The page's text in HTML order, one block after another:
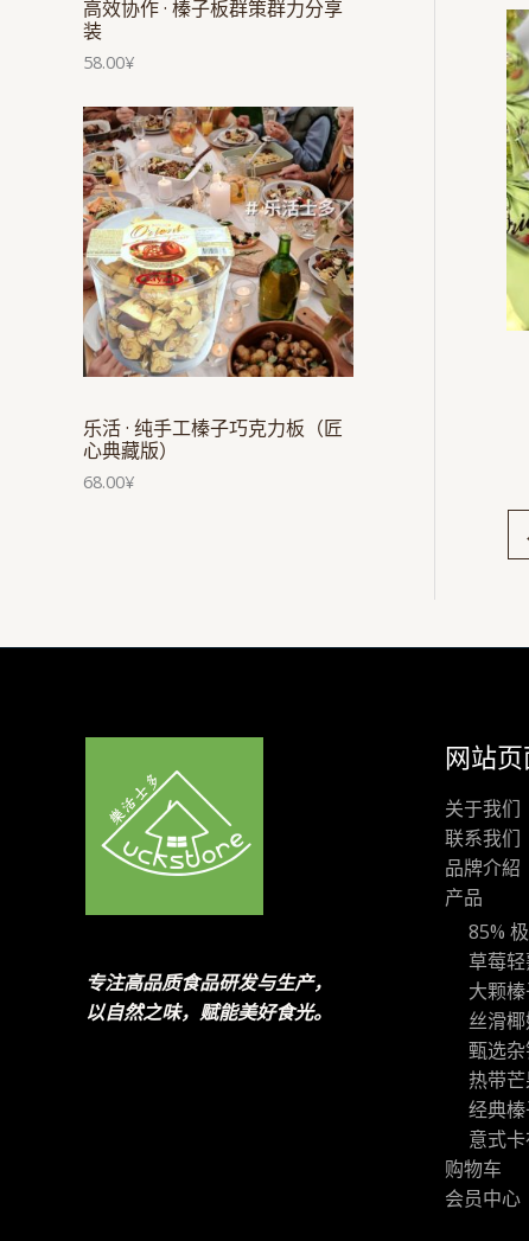
高效协作 · 榛子板群策群力分享
装
58.00¥
乐活 · 纯手工榛子巧克力板（匠
心典藏版）
68.00¥
专注高品质食品研发与生产，
以自然之味，赋能美好食光。
网站
关于我们
联系我们
品牌介紹
产品
85%
草莓
大颗
丝滑
甄选
热带
经典
意式
购物车
会员中心